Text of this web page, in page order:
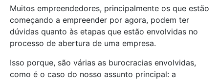
Muitos empreendedores, principalmente os que estão
começando a empreender por agora, podem ter
dúvidas quanto às etapas que estão envolvidas no
processo de abertura de uma empresa.
Isso porque, são várias as burocracias envolvidas,
como é o caso do nosso assunto principal: a